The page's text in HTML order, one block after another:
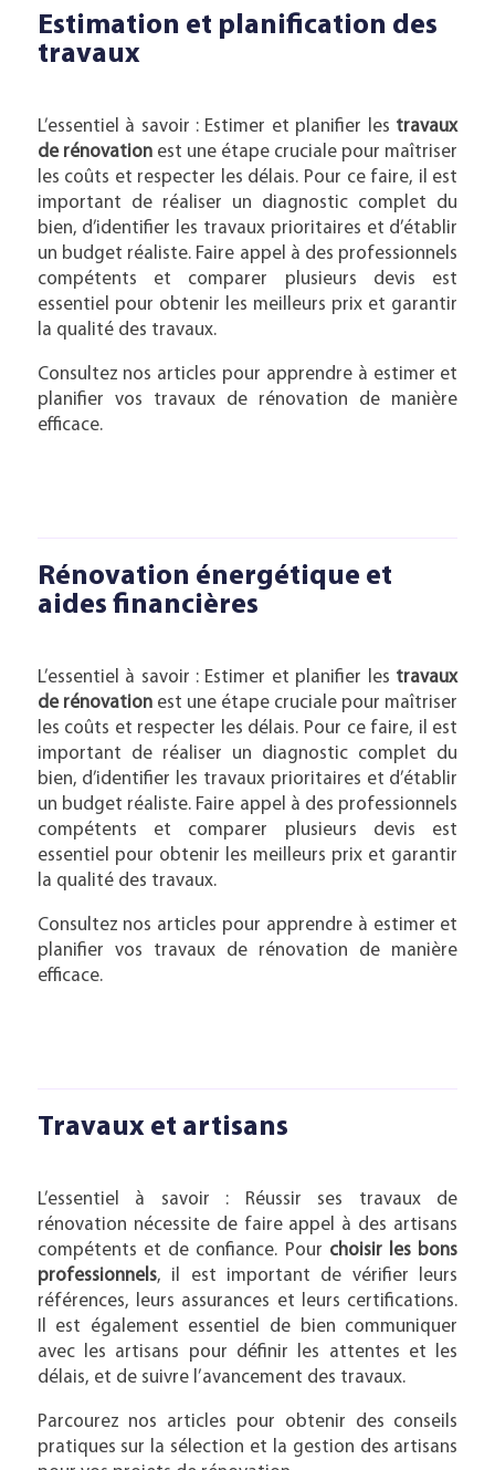
Estimation et planification des
travaux
L’essentiel à savoir : Estimer et planifier les travaux
de rénovationest une étape cruciale pour maîtriser
les coûts et respecter les délais. Pour ce faire, il est
important de réaliser un diagnostic complet du
bien, d’identifier les travaux prioritaires et d’établir
un budget réaliste. Faire appel à des professionnels
compétents et comparer plusieurs devis est
essentiel pour obtenir les meilleurs prix et garantir
la qualité des travaux.
Consultez nos articles pour apprendre à estimer et
planifier vos travaux de rénovation de manière
efficace.
Rénovation énergétique et
aides financières
L’essentiel à savoir : Estimer et planifier les travaux
de rénovationest une étape cruciale pour maîtriser
les coûts et respecter les délais. Pour ce faire, il est
important de réaliser un diagnostic complet du
bien, d’identifier les travaux prioritaires et d’établir
un budget réaliste. Faire appel à des professionnels
compétents et comparer plusieurs devis est
essentiel pour obtenir les meilleurs prix et garantir
la qualité des travaux.
Consultez nos articles pour apprendre à estimer et
planifier vos travaux de rénovation de manière
efficace.
Travaux et artisans
L’essentiel à savoir : Réussir ses travaux de
rénovation nécessite de faire appel à des artisans
compétents et de confiance. Pour choisir les bons
professionnels, il est important de vérifier leurs
références, leurs assurances et leurs certifications.
Il est également essentiel de bien communiquer
avec les artisans pour définir les attentes et les
délais, et de suivre l’avancement des travaux.
Parcourez nos articles pour obtenir des conseils
pratiques sur la sélection et la gestion des artisans